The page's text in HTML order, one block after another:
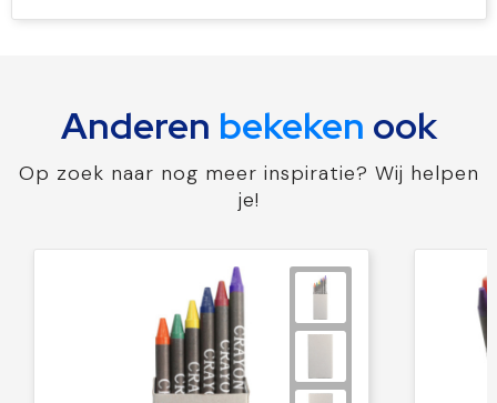
Anderen bekeken ook
Op zoek naar nog meer inspiratie? Wij helpen
je!